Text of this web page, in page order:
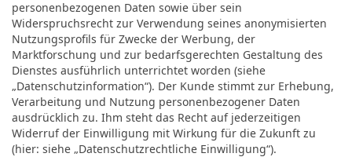
personenbezogenen Daten sowie über sein
Widerspruchsrecht zur Verwendung seines anonymisierten
Nutzungsprofils für Zwecke der Werbung, der
Marktforschung und zur bedarfsgerechten Gestaltung des
Dienstes ausführlich unterrichtet worden (siehe
„Datenschutzinformation“). Der Kunde stimmt zur Erhebung,
Verarbeitung und Nutzung personenbezogener Daten
ausdrücklich zu. Ihm steht das Recht auf jederzeitigen
Widerruf der Einwilligung mit Wirkung für die Zukunft zu
(hier: siehe „Datenschutzrechtliche Einwilligung“).